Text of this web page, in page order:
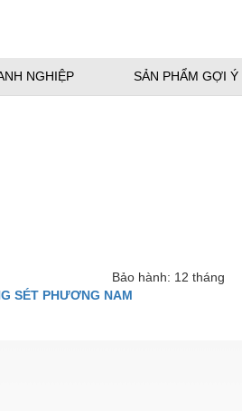
NGHIỆP SẢN PHẨM GỢI Ý
Bảo hành: 12 tháng
SÉT PHƯƠNG NAM